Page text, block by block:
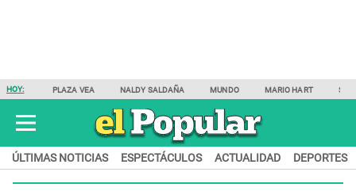
HOY: PLAZA VEA NALDY SALDAÑA MUNDO MARIO HART
ÚLTIMAS NOTICIAS ESPECTÁCULOS ACTUALIDAD DEPORTES